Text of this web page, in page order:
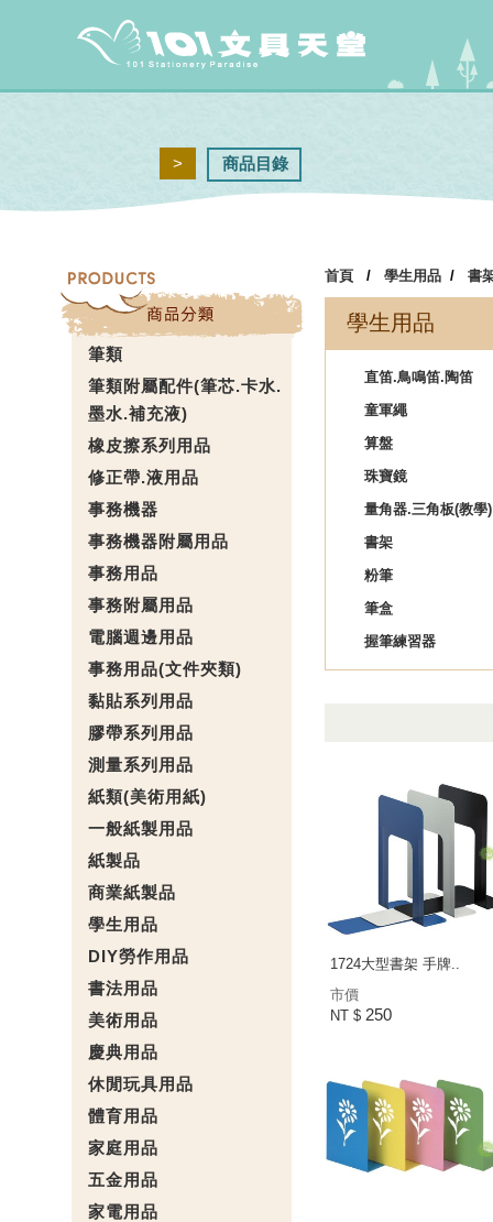
> 商品目錄
筆類
筆類附屬配件(筆芯.卡水.
墨水.補充液)
橡皮擦系列用品
修正帶.液用品
事務機器
事務機器附屬用品
事務用品
事務附屬用品
電腦週邊用品
事務用品(文件夾類)
黏貼系列用品
膠帶系列用品
測量系列用品
紙類(美術用紙)
一般紙製用品
紙製品
商業紙製品
學生用品
DIY勞作用品
書法用品
美術用品
慶典用品
休閒玩具用品
體育用品
家庭用品
五金用品
家電用品
首頁 / 學生用品 / 書
學生用品
直笛.鳥鳴笛.陶笛
童軍繩
算盤
珠寶鏡
量角器.三角板(教學)
書架
粉筆
筆盒
握筆練習器
1724大型書架 手牌..
市價
NT $ 250